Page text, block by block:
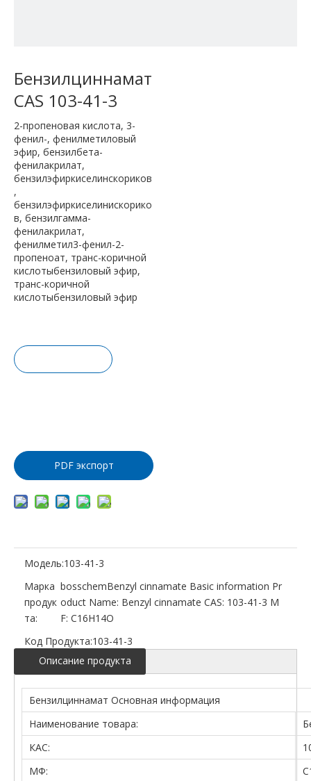
Бензилциннамат
CAS 103-41-3
2-пропеновая кислота, 3-
фенил-, фенилметиловый
эфир, бензилбета-
фенилакрилат,
бензилэфиркиселинскориков
,
бензилэфиркиселинискорико
в, бензилгамма-
фенилакрилат,
фенилметил3-фенил-2-
пропеноат, транс-коричной
кислотыбензиловый эфир,
транс-коричной
кислотыбензиловый эфир
PDF экспорт
Модель:103-41-3
Марка
продук
та:
bosschemBenzyl cinnamate Basic information Pr
oduct Name: Benzyl cinnamate CAS: 103-41-3 M
F: C16H14O
Код Продукта:103-41-3
Описание продукта
Бензилциннамат Основная информация
Наименование товара:
КАС:
МФ: